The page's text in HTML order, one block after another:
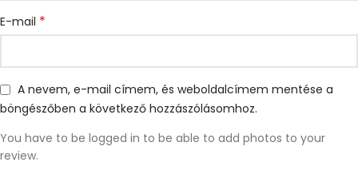
E-mail *
A nevem, e-mail címem, és weboldalcímem mentése a
böngészőben a következő hozzászólásomhoz.
You have to be logged in to be able to add photos to your
review.